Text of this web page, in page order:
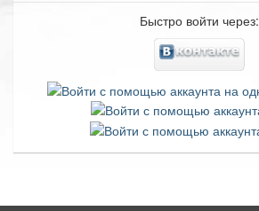
Быстро войти через: